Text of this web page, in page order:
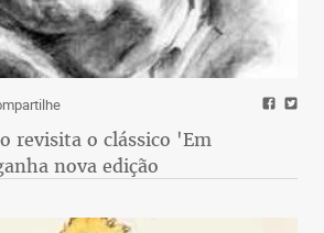
revisita o clássico 'Em
nova edição